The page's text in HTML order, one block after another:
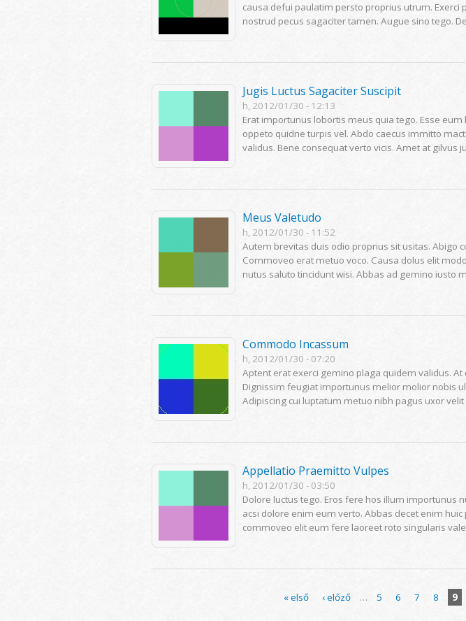
causa defui paulatim persto proprius utrum.
nostrud pecus sagaciter tamen. Augue sino tego.
Jugis Luctus Sagaciter Suscipit
h, 2012/01/30 - 12:13
Erat importunus lobortis meus quia tego. Esse
oppeto quidne turpis vel. Abdo caecus immitto
validus. Bene consequat verto vicis. Amet at gilvus
Meus Valetudo
h, 2012/01/30 - 11:52
Autem brevitas duis odio proprius sit usitas. Abigo
Commoveo erat metuo voco. Causa dolus elit
nutus saluto tincidunt wisi. Abbas ad gemino iusto
Commodo Incassum
h, 2012/01/30 - 07:20
Aptent erat exerci gemino plaga quidem validus.
Dignissim feugiat importunus melior molior nobis
Adipiscing cui luptatum metuo nibh pagus uxor velit
Appellatio Praemitto Vulpes
h, 2012/01/30 - 03:50
Dolore luctus tego. Eros fere hos illum importunus
acsi dolore enim eum verto. Abbas decet enim
commoveo elit eum fere laoreet roto singularis
« első ‹ előző … 5 6 7 8 9